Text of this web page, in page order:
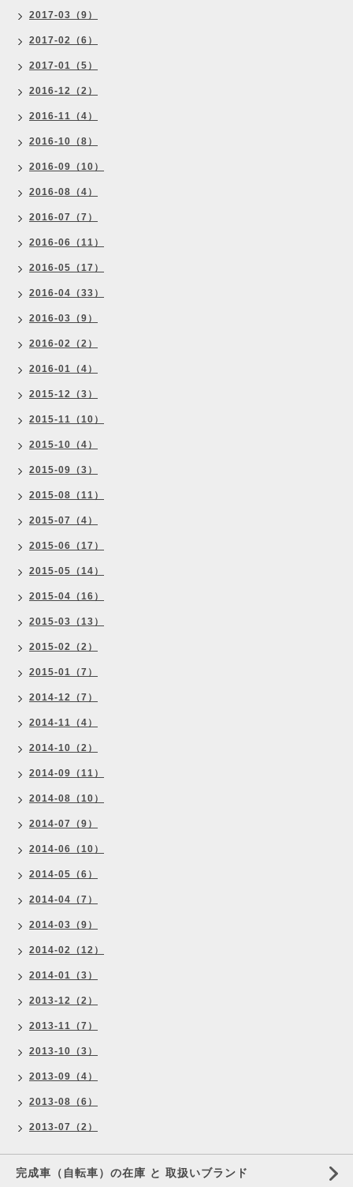
2017-03（9）
2017-02（6）
2017-01（5）
2016-12（2）
2016-11（4）
2016-10（8）
2016-09（10）
2016-08（4）
2016-07（7）
2016-06（11）
2016-05（17）
2016-04（33）
2016-03（9）
2016-02（2）
2016-01（4）
2015-12（3）
2015-11（10）
2015-10（4）
2015-09（3）
2015-08（11）
2015-07（4）
2015-06（17）
2015-05（14）
2015-04（16）
2015-03（13）
2015-02（2）
2015-01（7）
2014-12（7）
2014-11（4）
2014-10（2）
2014-09（11）
2014-08（10）
2014-07（9）
2014-06（10）
2014-05（6）
2014-04（7）
2014-03（9）
2014-02（12）
2014-01（3）
2013-12（2）
2013-11（7）
2013-10（3）
2013-09（4）
2013-08（6）
2013-07（2）
完成車（自転車）の在庫 と 取扱いブランド